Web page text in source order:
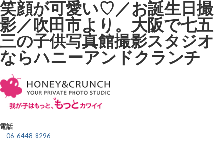
笑顔が可愛い♡／お誕生日撮
影／吹田市より。大阪で七五
三の子供写真館撮影スタジオ
ならハニーアンドクランチ
電話
06-6448-8296